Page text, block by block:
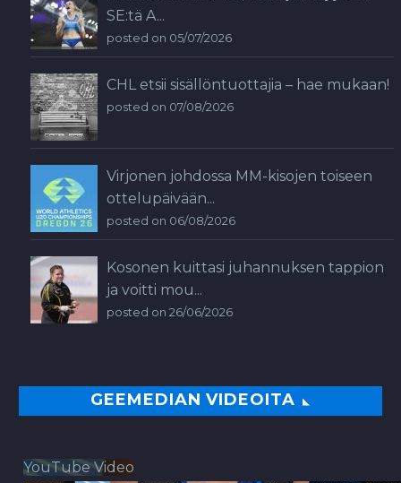
SE:tä A...
posted on 05/07/2026
CHL etsii sisällöntuottajia – hae mukaan!
posted on 07/08/2026
Virjonen johdossa MM-kisojen toiseen
ottelupäivään...
posted on 06/08/2026
Kosonen kuittasi juhannuksen tappion
ja voitti mou...
posted on 26/06/2026
GEEMEDIAN VIDEOITA
YouTube Video